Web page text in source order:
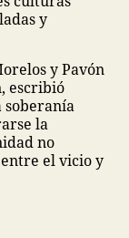
y
y Pavón
escribió
soberanía
la
no
el vicio y